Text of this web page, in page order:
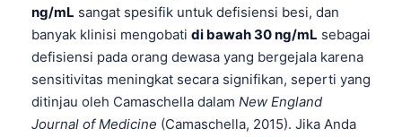
ng/mL sangat spesifik untuk defisiensi besi, dan
banyak klinisi mengobati di bawah 30 ng/mL sebagai
defisiensi pada orang dewasa yang bergejala karena
sensitivitas meningkat secara signifikan, seperti yang
ditinjau oleh Camaschella dalam New England
Journal of Medicine (Camaschella, 2015). Jika Anda